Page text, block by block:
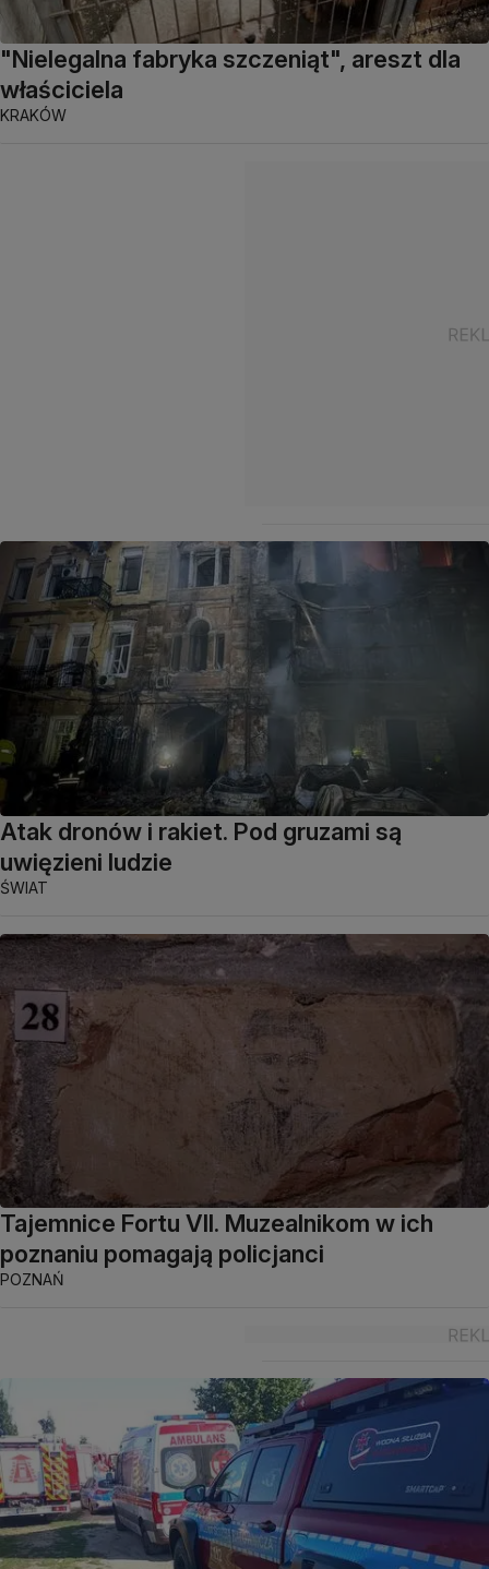
"Nielegalna fabryka szczeniąt", areszt dla
właściciela
KRAKÓW
Atak dronów i rakiet. Pod gruzami są
uwięzieni ludzie
ŚWIAT
Tajemnice Fortu VII. Muzealnikom w ich
poznaniu pomagają policjanci
POZNAŃ